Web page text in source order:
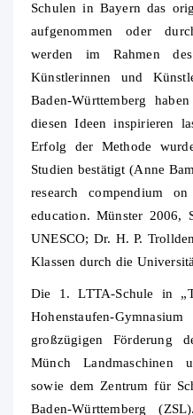
Schulen in Bayern das
aufgenommen oder
werden im Rahmen
Künstlerinnen und
Baden-Württemberg
diesen Ideen inspirieren
Erfolg der Methode
Studien bestätigt (Anne
research compendium
education. Münster
UNESCO; Dr. H. P.
Klassen durch die
Die 1. LTTA-Schule in
Hohenstaufen-
großzügigen Förderung
Münch Landmaschinen
sowie dem Zentrum für
Baden-Württemberg